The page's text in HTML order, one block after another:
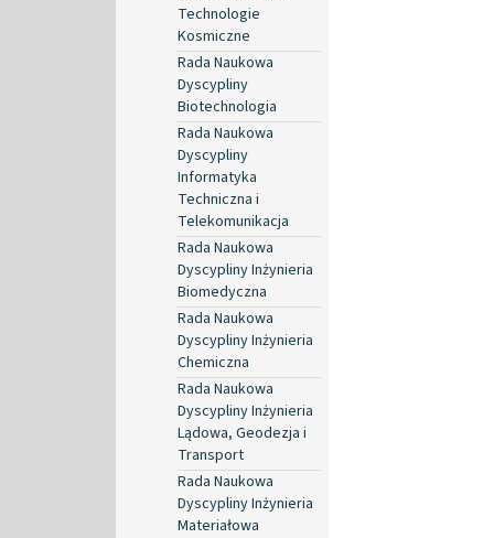
Technologie
Kosmiczne
Rada Naukowa
Dyscypliny
Biotechnologia
Rada Naukowa
Dyscypliny
Informatyka
Techniczna i
Telekomunikacja
Rada Naukowa
Dyscypliny Inżynieria
Biomedyczna
Rada Naukowa
Dyscypliny Inżynieria
Chemiczna
Rada Naukowa
Dyscypliny Inżynieria
Lądowa, Geodezja i
Transport
Rada Naukowa
Dyscypliny Inżynieria
Materiałowa